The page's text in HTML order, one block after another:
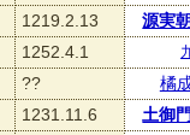
1219.2.13
源実
1252.4.1
??
橘
1231.11.6
土御